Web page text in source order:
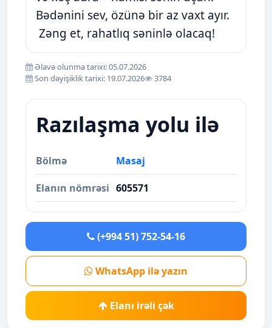
Bədənini sev, özünə bir az vaxt ayır.
Zəng et, rahatlıq səninlə olacaq!
Əlavə olunma tarixi: 05.07.2026
Son dəyişiklik tarixi: 19.07.2026
3784
Razılaşma yolu ilə
Bölmə Masaj
Elanın nömrəsi 605571
(+994 51) 752-54-16
WhatsApp ilə yazın
Elanı irəli çək